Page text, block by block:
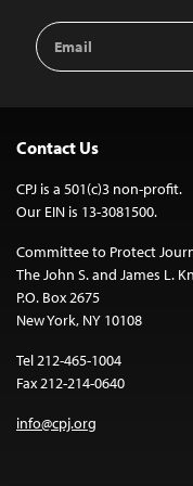
Email
Address
Contact Us
CPJ is a 501(c)3 non-profit.
Our EIN is 13-3081500.
Committee to Protect
The John S. and James L.
P.O. Box 2675
New York, NY 10108
Tel 212-465-1004
Fax 212-214-0640
info@cpj.org